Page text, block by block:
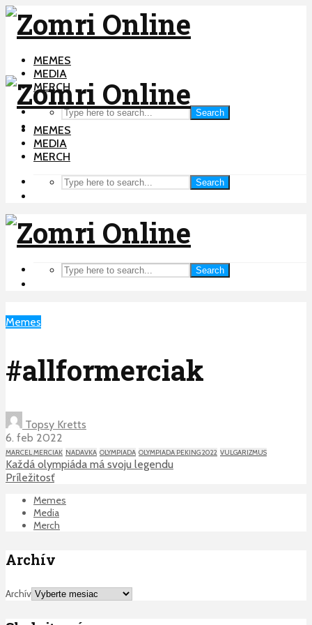
MEMES
MEDIA
MERCH
Search
MEMES
MEDIA
MERCH
Search
Search
Memes
#allformerciak
Topsy Kretts
6. feb 2022
MARCEL MERCIAK NADAVKA OLYMPIADA OLYMPIADA PEKING 2022 VULGARIZMUS
Každá olympiáda má svoju legendu
Príležitosť
Memes
Media
Merch
Archív
Archív